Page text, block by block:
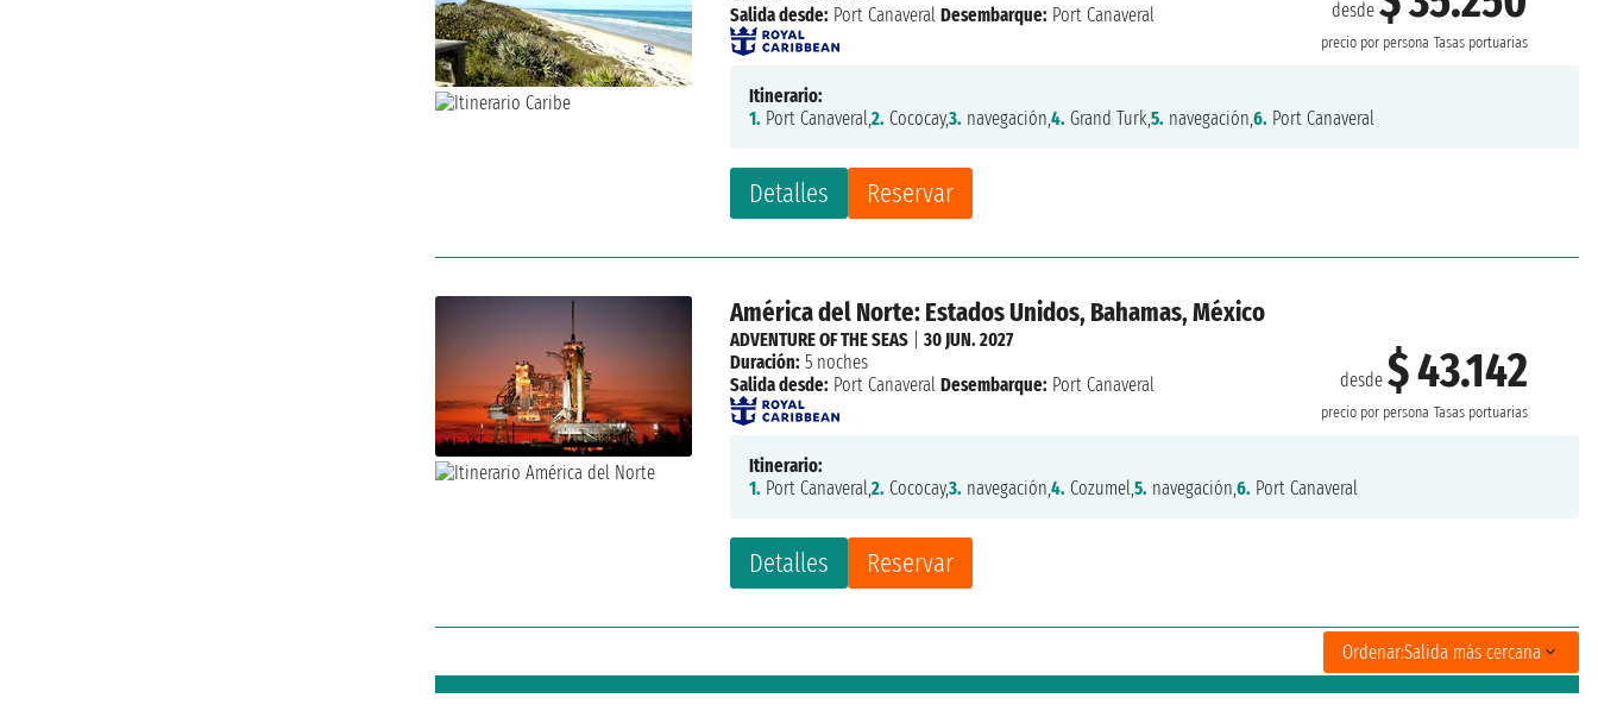
desde
precio por persona Tasas portuarias
Detalles Reservar
Salida desde: Port Canaveral Desembarque: Port Canaveral
Itinerario:
1. Port Canaveral,2. Cococay,3. navegación,4. Grand Turk,5. navegación,6. Port Canaveral
América del Norte: Estados Unidos, Bahamas, México
desde$ 43.142
precio por persona Tasas portuarias
Detalles Reservar
ADVENTURE OF THE SEAS |30 JUN. 2027
Duración: 5 noches
Salida desde: Port Canaveral Desembarque: Port Canaveral
Itinerario:
1. Port Canaveral,2. Cococay,3. navegación,4. Cozumel,5. navegación,6. Port Canaveral
Ordenar:Salida más cercana